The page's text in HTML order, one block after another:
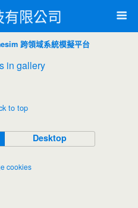
限公司
跨領域系統模擬平台
in gallery
to top
Desktop
cookies